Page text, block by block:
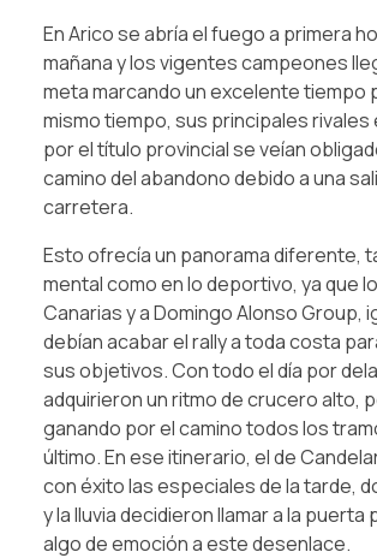
En Arico se abría el fuego a primera
mañana y los vigentes campeones
meta marcando un excelente tiempo
mismo tiempo, sus principales rivales
por el título provincial se veían
camino del abandono debido a una
carretera.
Esto ofrecía un panorama diferente,
mental como en lo deportivo, ya que
Canarias y a Domingo Alonso Group,
debían acabar el rally a toda costa
sus objetivos. Con todo el día por
adquirieron un ritmo de crucero alto,
ganando por el camino todos los
último. En ese itinerario, el de
con éxito las especiales de la tarde,
y la lluvia decidieron llamar a la puerta
algo de emoción a este desenlace.